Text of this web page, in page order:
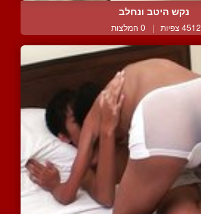
נקש היטב ונחלב
4512 צפיות | 0 המלצות